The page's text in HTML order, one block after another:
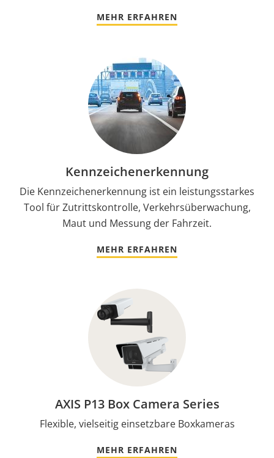
MEHR ERFAHREN
Kennzeichenerkennung
Die Kennzeichenerkennung ist ein leistungsstarkes
Tool für Zutrittskontrolle, Verkehrsüberwachung,
Maut und Messung der Fahrzeit.
MEHR ERFAHREN
AXIS P13 Box Camera Series
Flexible, vielseitig einsetzbare Boxkameras
MEHR ERFAHREN